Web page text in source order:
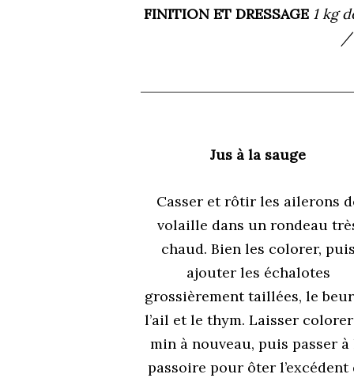
FINITION ET DRESSAGE 1 kg
/
Jus à la sauge
Casser et rôtir les ailerons
volaille dans un rondeau
chaud. Bien les colorer,
ajouter les échalotes
grossièrement taillées, le
l’ail et le thym. Laisser colorer
min à nouveau, puis passer à
passoire pour ôter l’excédent